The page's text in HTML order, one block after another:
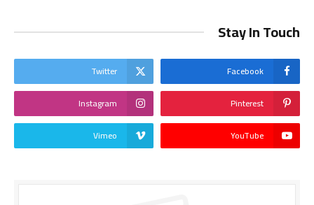
Stay In Touch
Facebook
Twitter
Pinterest
Instagram
YouTube
Vimeo